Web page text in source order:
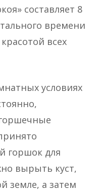
составляет 8
времени
всех
условиях
горшок для
вырыть куст,
земле, а затем